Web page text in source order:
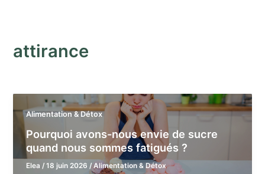
attirance
Alimentation & Détox
Pourquoi avons-nous envie de sucre
quand nous sommes fatigués ?
Elea/18 juin 2026/Alimentation & Détox